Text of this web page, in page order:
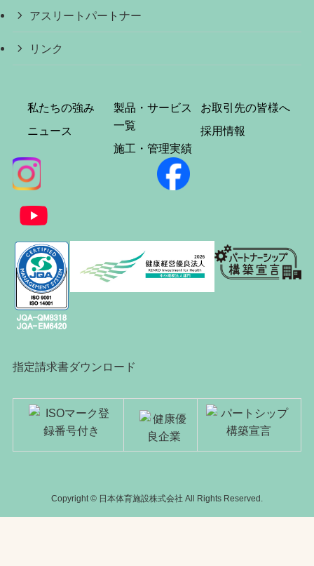
アスリートパートナー
リンク
私たちの強み
ニュース
製品・サービス
一覧
施工・管理実績
お取引先の皆様へ
採用情報
指定請求書ダウンロード
Copyright © 日本体育施設株式会社 All Rights Reserved.